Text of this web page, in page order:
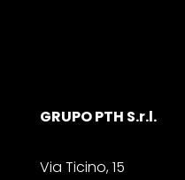
GRUPO PTH S.r.l.
Via Ticino, 15